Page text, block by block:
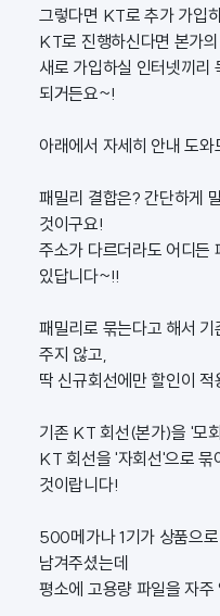
그렇다면 KT로 추가 가입
KT로 진행하신다면 본가
새로 가입하실 인터넷끼리
되거든요~!
아래에서 자세히 안내 도와
패밀리 결합은? 간단하게
것이구요!
주소가 다르더라도 어디든
있답니다~!!
패밀리로 묶는다고 해서
주지 않고,
딱 신규회선에만 할인이 적
기존 KT 회선(본가)을 '모
KT 회선을 '자회선'으로 묶
것이랍니다!
500메가나 1기가 상품으
남겨주셨는데
평소에 고용량 파일을 자